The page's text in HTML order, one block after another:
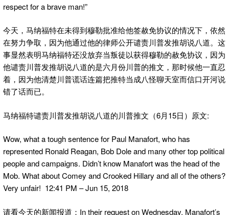
respect for a brave man!”
今天，马纳福特在未得到穆勒批准给他签赦免协议的情况下，依然
在努力争取，因为他通过他的律师公开谴责川普发推胡说八道。这
事显然表明马纳福特还没放弃当叛徒以获得穆勒的赦免协议，因为
他谴责川普发推胡说八道的是六月份川普的推文，那时候他一直忍
着，因为他清楚川普谎话连篇把推特当成八怪聊天室而信口开河说
错了话而已。
马纳福特谴责川普发推胡说八道的川普推文（6月15日）原文:
Wow, what a tough sentence for Paul Manafort, who has
represented Ronald Reagan, Bob Dole and many other top political
people and campaigns. Didn’t know Manafort was the head of the
Mob. What about Comey and Crooked Hillary and all of the others?
Very unfair! 12:41 PM – Jun 15, 2018
请看今天的新闻报道：In their request on Wednesday, Manafort’s